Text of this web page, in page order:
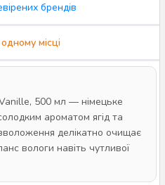
брендів
місці
500 мл — німецьке
ароматом ягід та
делікатно очищає
вологи навіть чутливої